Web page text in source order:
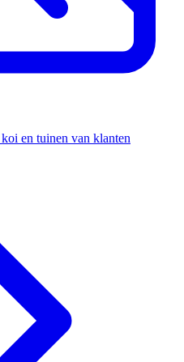
en tuinen van klanten